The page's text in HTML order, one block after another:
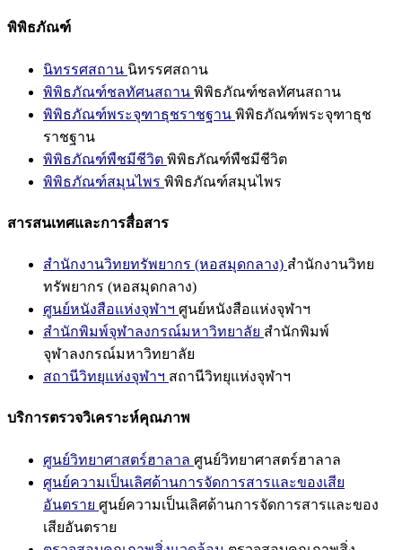
พิพิธภัณฑ์
นิทรรศสถาน นิทรรศสถาน
พิพิธภัณฑ์ชลทัศนสถาน พิพิธภัณฑ์ชลทัศนสถาน
พิพิธภัณฑ์พระจุฑาธุชราชฐาน พิพิธภัณฑ์พระจุฑาธุช
ราชฐาน
พิพิธภัณฑ์พืชมีชีวิต พิพิธภัณฑ์พืชมีชีวิต
พิพิธภัณฑ์สมุนไพร พิพิธภัณฑ์สมุนไพร
สารสนเทศและการสื่อสาร
สำนักงานวิทยทรัพยากร (หอสมุดกลาง) สำนักงานวิทย
ทรัพยากร (หอสมุดกลาง)
ศูนย์หนังสือแห่งจุฬาฯ ศูนย์หนังสือแห่งจุฬาฯ
สำนักพิมพ์จุฬาลงกรณ์มหาวิทยาลัย สำนักพิมพ์
จุฬาลงกรณ์มหาวิทยาลัย
สถานีวิทยุแห่งจุฬาฯ สถานีวิทยุแห่งจุฬาฯ
บริการตรวจวิเคราะห์คุณภาพ
ศูนย์วิทยาศาสตร์ฮาลาล ศูนย์วิทยาศาสตร์ฮาลาล
ศูนย์ความเป็นเลิศด้านการจัดการสารและของเสีย
อันตราย ศูนย์ความเป็นเลิศด้านการจัดการสารและของ
เสียอันตราย